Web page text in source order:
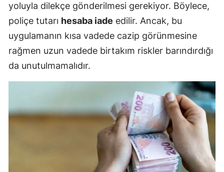
yoluyla dilekçe gönderilmesi gerekiyor. Böylece,
poliçe tutarı hesaba iade edilir. Ancak, bu
uygulamanın kısa vadede cazip görünmesine
rağmen uzun vadede birtakım riskler barındırdığı
da unutulmamalıdır.